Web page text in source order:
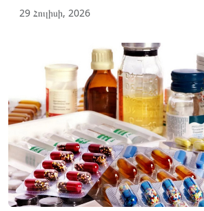
29 Հուլիսի, 2026